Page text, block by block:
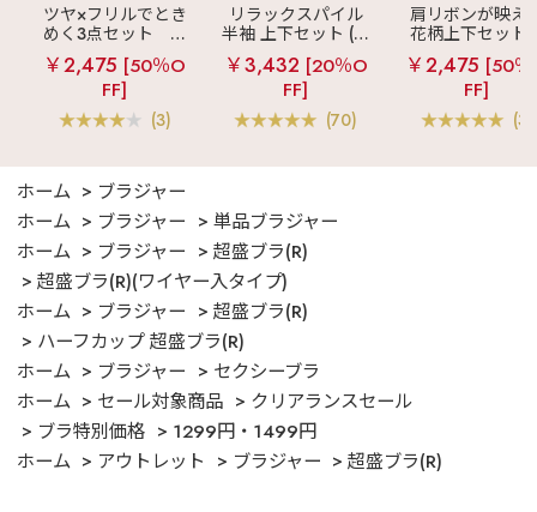
ツヤ×フリルでとき
めく3点セット
シ
ルキー ショートパ
ンツ 3点セット
￥2,475 [50％O
FF]
(3)
リラックスパイル
半袖 上下セット (男
女兼用サイズ)
￥3,432 [20％O
FF]
(70)
肩リボンが映え
花柄上下セット
メニーフラワー
ングパンツ 上下
ット
￥2,475 [50
FF]
(3)
ホーム
ブラジャー
ホーム
ブラジャー
単品ブラジャー
ホーム
ブラジャー
超盛ブラ(R)
超盛ブラ(R)(ワイヤー入タイプ)
ホーム
ブラジャー
超盛ブラ(R)
ハーフカップ 超盛ブラ(R)
ホーム
ブラジャー
セクシーブラ
ホーム
セール対象商品
クリアランスセール
ブラ特別価格
1299円・1499円
ホーム
アウトレット ブラジャー 超盛ブラ(R)